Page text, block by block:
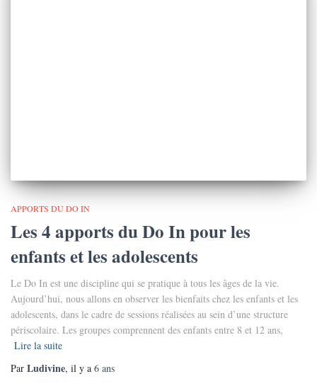
APPORTS DU DO IN
Les 4 apports du Do In pour les
enfants et les adolescents
Le Do In est une discipline qui se pratique à tous les âges de la vie.
Aujourd’hui, nous allons en observer les bienfaits chez les enfants et les
adolescents, dans le cadre de sessions réalisées au sein d’une structure
périscolaire. Les groupes comprennent des enfants entre 8 et 12 ans,
Lire la suite
Par Ludivine, il y a 6 ans